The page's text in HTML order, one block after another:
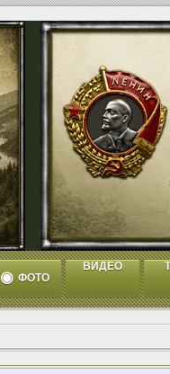
◉ ФОТО
ВИДЕО